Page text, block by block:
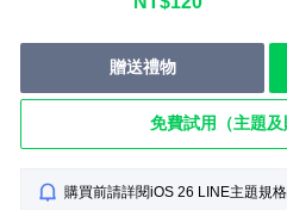
贈送禮物
免費試用（主題及
購買前請詳閱iOS 26 LINE主題規